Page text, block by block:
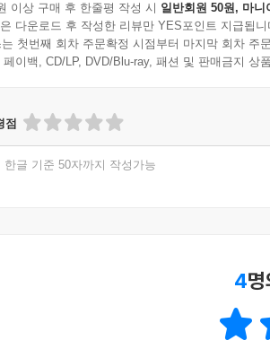
놀라운 일은 거기서 그치지 않는다. 다
요!” 그리고 경찰공무원을 준비 중이라는
거운 콘텐츠인 연애 버라이어티 프로그
… 절 인간으로 만들어 주세요.” (이은영, 〈
는 피다. 의학적으론 혈액. 동물이라면 대부
소설이다. 러시아의 고딕 환상 소설처럼,
것도 사랑이라고 말할 수 있다면 말이다. 아
이상 구매 후 한줄평 작성 시 일반회원 50원, 마니
다운로드 후 작성한 리뷰만 YES포인트 지급됩니
는 첫번째 회차 주문확정 시점부터 마지막 회차 주
페이백, CD/LP, DVD/Blu-ray, 패션 및 판매금지 상
점
한글 기준 50자까지 작성가능
4